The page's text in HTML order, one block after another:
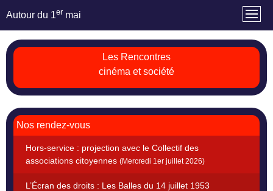
Autour du 1er mai
Les Rencontres
cinéma et société
Nos rendez-vous
Hors-service : projection avec le Collectif des
associations citoyennes (Mercredi 1er juillet 2026)
L’Écran des droits : Les Balles du 14 juillet 1953